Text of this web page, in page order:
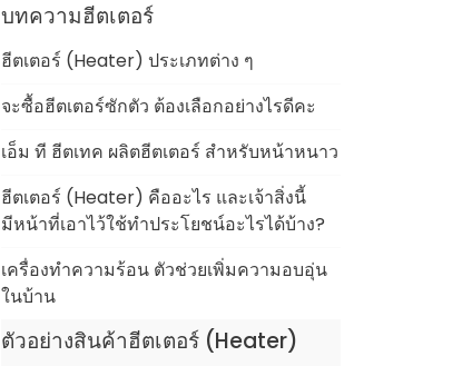
บทความฮีตเตอร์
ฮีตเตอร์ (Heater) ประเภทต่าง ๆ
จะซื้อฮีตเตอร์ซักตัว ต้องเลือกอย่างไรดีคะ
เอ็ม ที ฮีตเทค ผลิตฮีตเตอร์ สำหรับหน้าหนาว
ฮีตเตอร์ (Heater) คืออะไร และเจ้าสิ่งนี้
มีหน้าที่เอาไว้ใช้ทำประโยชน์อะไรได้บ้าง?
เครื่องทำความร้อน ตัวช่วยเพิ่มความอบอุ่น
ในบ้าน
ตัวอย่างสินค้าฮีตเตอร์ (Heater)